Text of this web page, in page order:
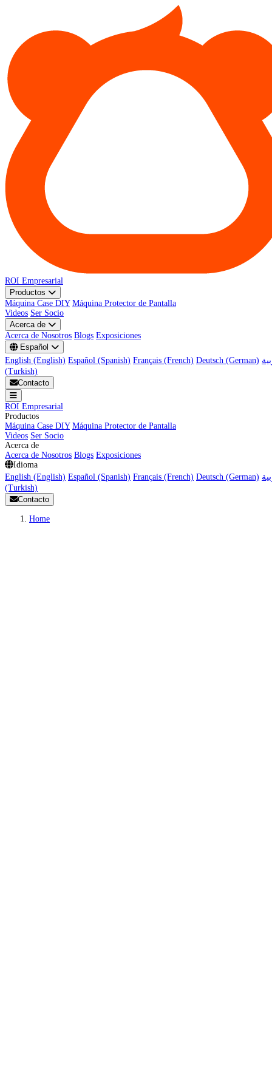
ROI Empresarial
Productos
Máquina Case DIY Máquina Protector de Pantalla
Videos Ser Socio
Acerca de
Acerca de Nosotros Blogs Exposiciones
Español
English (English) Español (Spanish) Français (French) Deutsch (German)
(Turkish)
Contacto
ROI Empresarial
Productos
Máquina Case DIY Máquina Protector de Pantalla
Videos Ser Socio
Acerca de
Acerca de Nosotros Blogs Exposiciones
Idioma
English (English) Español (Spanish) Français (French) Deutsch (German)
(Turkish)
Contacto
Home